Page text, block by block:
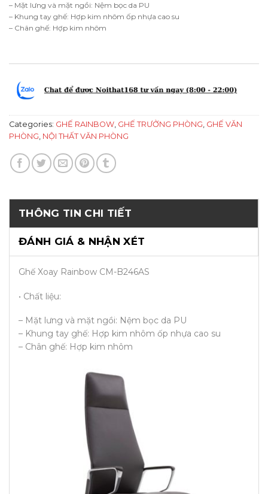
– Mặt lưng và mặt ngồi: Nệm bọc da PU
– Khung tay ghế: Hợp kim nhôm ốp nhựa cao su
– Chân ghế: Hợp kim nhôm
Categories: GHẾ RAINBOW, GHẾ TRƯỞNG PHÒNG, GHẾ VĂN
PHÒNG, NỘI THẤT VĂN PHÒNG
THÔNG TIN CHI TIẾT
ĐÁNH GIÁ & NHẬN XÉT
Ghế Xoay Rainbow CM-B246AS
• Chất liệu:
– Mặt lưng và mặt ngồi: Nệm bọc da PU
– Khung tay ghế: Hợp kim nhôm ốp nhựa cao su
– Chân ghế: Hợp kim nhôm